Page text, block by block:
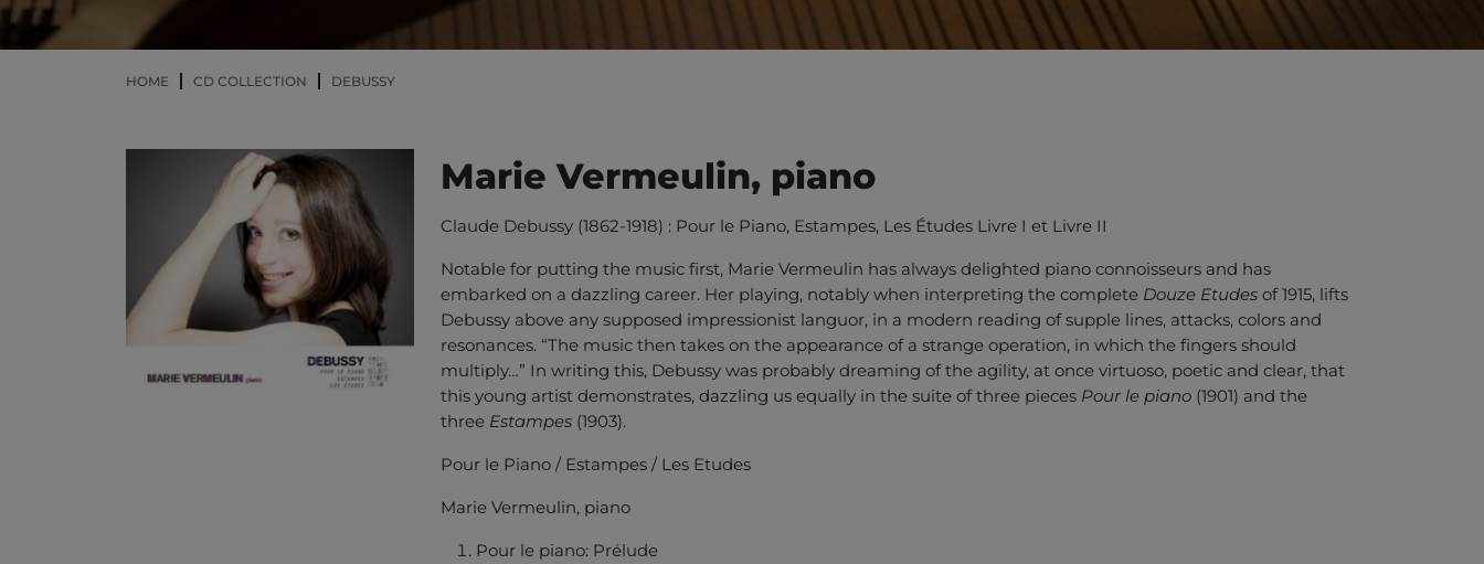
HOME CD COLLECTION DEBUSSY
Marie Vermeulin, piano
Claude Debussy (1862-1918) : Pour le Piano, Estampes, Les Études Livre I et Livre II
Notable for putting the music first, Marie Vermeulin has always delighted piano connoisseurs and has
embarked on a dazzling career. Her playing, notably when interpreting the complete Douze Etudes of 1915, lifts
Debussy above any supposed impressionist languor, in a modern reading of supple lines, attacks, colors and
resonances. “The music then takes on the appearance of a strange operation, in which the fingers should
multiply…” In writing this, Debussy was probably dreaming of the agility, at once virtuoso, poetic and clear, that
this young artist demonstrates, dazzling us equally in the suite of three pieces Pour le piano (1901) and the
three Estampes (1903).
Pour le Piano / Estampes / Les Etudes
Marie Vermeulin, piano
Pour le piano: Prélude